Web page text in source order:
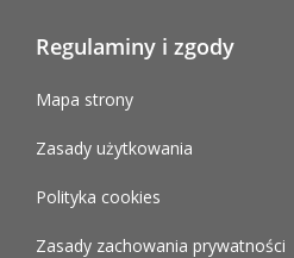
Regulaminy i zgody
Mapa strony
Zasady użytkowania
Polityka cookies
Zasady zachowania prywatności